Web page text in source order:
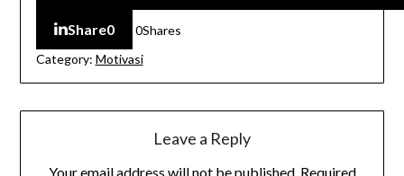
Share0 0Shares
Category: Motivasi
Leave a Reply
Your email address will not be published. Required